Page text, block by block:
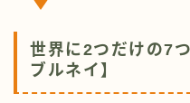
世界に2つだけの7
ブルネイ】